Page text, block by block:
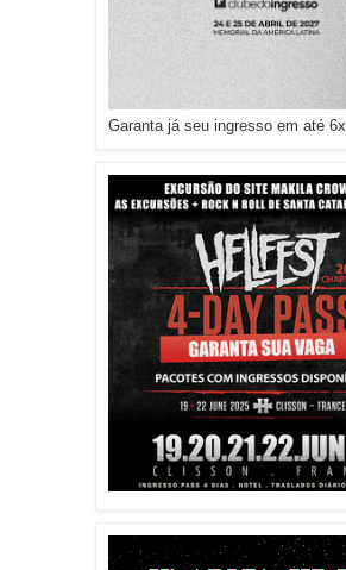
Garanta já seu ingresso em até 6x